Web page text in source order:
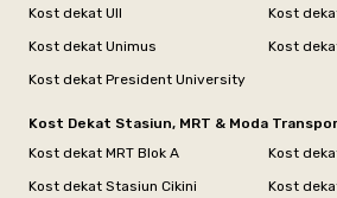
Kost dekat UII
Kost
Kost dekat Unimus
Kost
Kost dekat President University
Kost Dekat Stasiun, MRT & Moda
Kost dekat MRT Blok A
Kost dekat Stasiun Cikini
Kost